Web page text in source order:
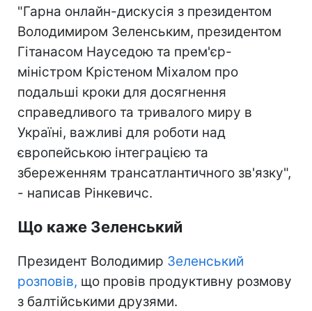
"Гарна онлайн-дискусія з президентом
Володимиром Зеленським, президентом
Гітанасом Науседою та прем'єр-
міністром Крістеном Міхалом про
подальші кроки для досягнення
справедливого та тривалого миру в
Україні, важливі для роботи над
європейською інтеграцією та
збереженням трансатлантичного зв'язку",
- написав Рінкевичс.
Що каже Зеленський
Президент Володимир Зеленський
розповів, що провів продуктивну розмову
з балтійськими друзями.